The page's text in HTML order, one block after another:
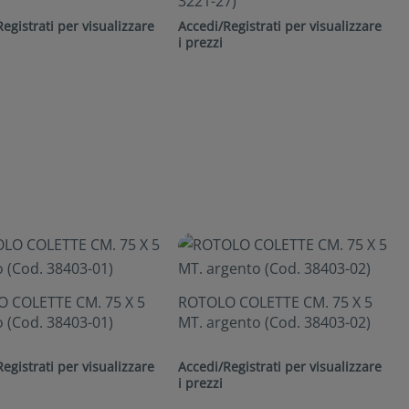
per visualizzare
Accedi/Registrati per visualizzare
i prezzi
COLETTE CM. 75 X 5
(Cod. 38403-01)
per visualizzare
ROTOLO COLETTE CM. 75 X 5
MT. argento (Cod. 38403-02)
Accedi/Registrati per visualizzare
i prezzi